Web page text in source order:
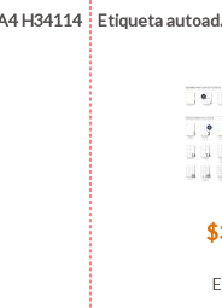
H34114 Etiqueta